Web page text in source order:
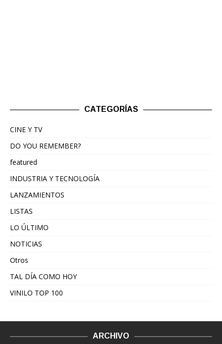
CATEGORÍAS
CINE Y TV
DO YOU REMEMBER?
featured
INDUSTRIA Y TECNOLOGÍA
LANZAMIENTOS
LISTAS
LO ÚLTIMO
NOTICIAS
Otros
TAL DÍA COMO HOY
VINILO TOP 100
ARCHIVO